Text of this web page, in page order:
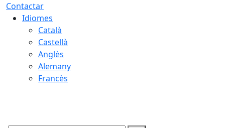
Contactar
Idiomes
Català
Castellà
Anglès
Alemany
Francès